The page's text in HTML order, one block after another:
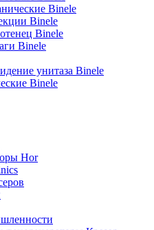
Binele
Binele
Binele
Binele
унитаза Binele
Binele
Hor